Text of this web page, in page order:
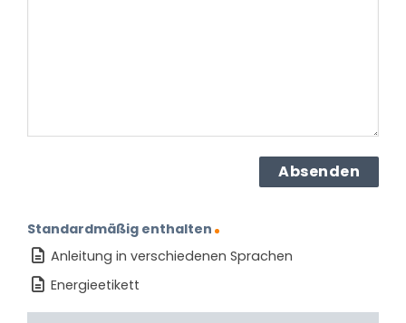
Standardmäßig enthalten
Anleitung in verschiedenen Sprachen
Energieetikett